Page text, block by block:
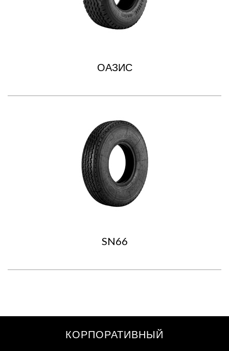
ОАЗИС
SN66
КОРПОРАТИВНЫЙ